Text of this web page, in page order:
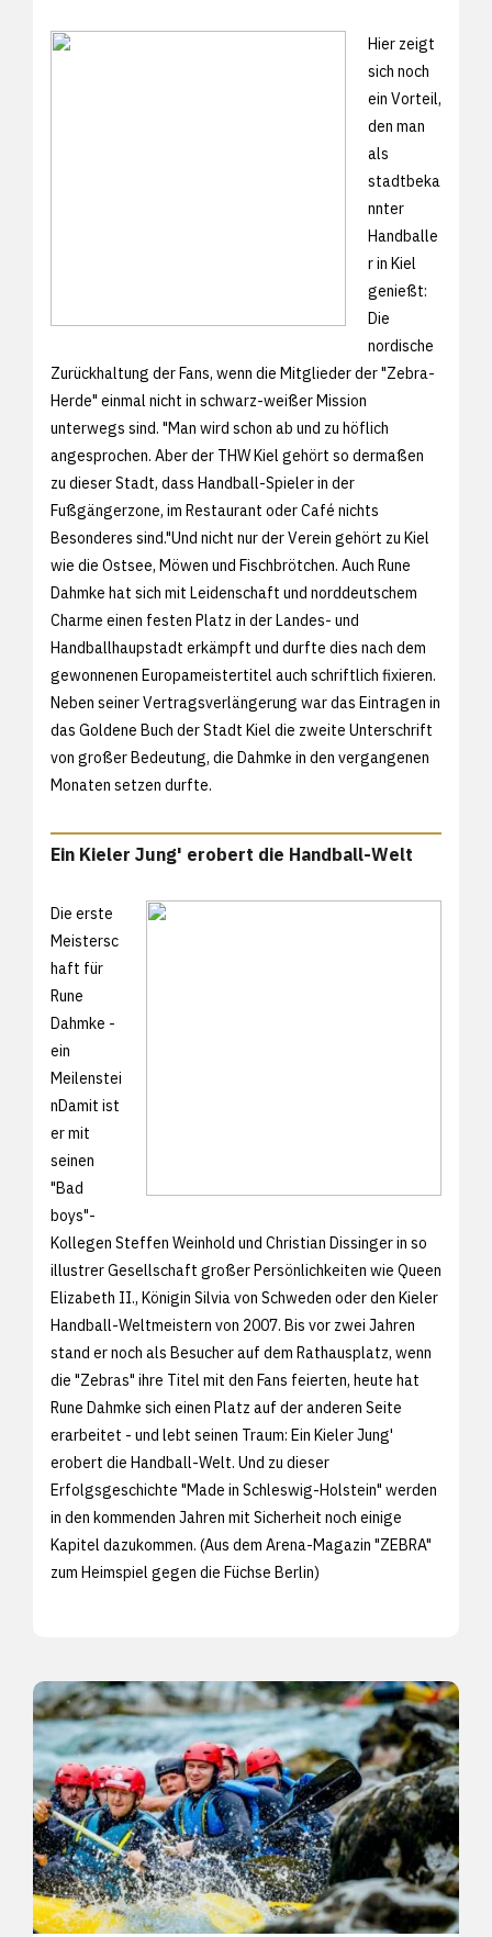
Hier zeigt
sich noch
ein Vorteil,
den man
als
stadtbeka
nnter
Handballe
r in Kiel
genießt:
Die
nordische
Zurückhaltung der Fans, wenn die Mitglieder der "Zebra-
Herde" einmal nicht in schwarz-weißer Mission
unterwegs sind. "Man wird schon ab und zu höflich
angesprochen. Aber der THW Kiel gehört so dermaßen
zu dieser Stadt, dass Handball-Spieler in der
Fußgängerzone, im Restaurant oder Café nichts
Besonderes sind."Und nicht nur der Verein gehört zu Kiel
wie die Ostsee, Möwen und Fischbrötchen. Auch Rune
Dahmke hat sich mit Leidenschaft und norddeutschem
Charme einen festen Platz in der Landes- und
Handballhaupstadt erkämpft und durfte dies nach dem
gewonnenen Europameistertitel auch schriftlich fixieren.
Neben seiner Vertragsverlängerung war das Eintragen in
das Goldene Buch der Stadt Kiel die zweite Unterschrift
von großer Bedeutung, die Dahmke in den vergangenen
Monaten setzen durfte.
Ein Kieler Jung' erobert die Handball-Welt
Die erste
Meistersc
haft für
Rune
Dahmke -
ein
Meilenstei
nDamit ist
er mit
seinen
"Bad
boys"-
Kollegen Steffen Weinhold und Christian Dissinger in so
illustrer Gesellschaft großer Persönlichkeiten wie Queen
Elizabeth II., Königin Silvia von Schweden oder den Kieler
Handball-Weltmeistern von 2007. Bis vor zwei Jahren
stand er noch als Besucher auf dem Rathausplatz, wenn
die "Zebras" ihre Titel mit den Fans feierten, heute hat
Rune Dahmke sich einen Platz auf der anderen Seite
erarbeitet - und lebt seinen Traum: Ein Kieler Jung'
erobert die Handball-Welt. Und zu dieser
Erfolgsgeschichte "Made in Schleswig-Holstein" werden
in den kommenden Jahren mit Sicherheit noch einige
Kapitel dazukommen. (Aus dem Arena-Magazin "ZEBRA"
zum Heimspiel gegen die Füchse Berlin)